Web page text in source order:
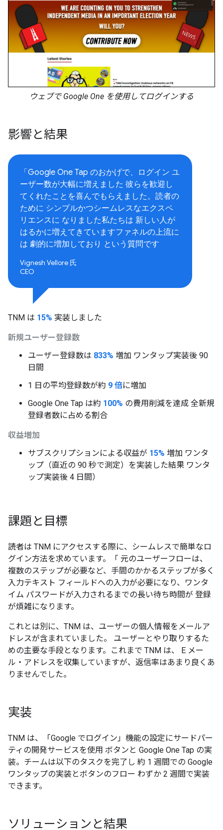
ウェブで Google One を使用してログインする
影響と結果
「Google One Tap のおかげで、ログイン ユ
ーザー数が大幅に増えました 彼らを歓迎し
てくれたことを喜んでもらえました。読者の
ために シンプルかつシームレスなエクスペ
リエンスに なりました私たちは 新しい人が
はるかに増えてきていますファネルの上流に
は 劇的に増加しており という質問です
Vignesh Vellore 氏
CEO
TNM は 15% 実装しました
新規ユーザー登録数
ユーザー登録数は 833% 増加 ワンタップ実装後 90
日間
1 日の平均登録数が約 9 倍に増加
Google One Tap は約 100% の費用削減を達成 全新規
登録者数に占める割合
収益増加
サブスクリプションによる収益が 15% 増加 ワンタ
ップ（直近の 90 秒で測定）を実装した結果 ワンタ
ップ実装後 4 日間）
課題と目標
読者は TNM にアクセスする際に、シームレスで簡単なロ
グイン方法を求めています。「 元のユーザーフローは、
複数のステップが必要など、手間のかかるステップが多く
入力テキスト フィールドへの入力が必要になり、ワンタ
イム パスワードが入力されるまでの長い待ち時間が 登録
が煩雑になります。
これとは別に、TNM は、ユーザーの個人情報をメールア
ドレスが含まれていました。 ユーザーとやり取りするた
めの主要な手段となります。これまで TNM は、 E メー
ル・アドレスを収集していますが、返信率はあまり良くあ
りませんでした。
実装
TNM は、「Google でログイン」機能の設定にサードパー
ティの開発サービスを使用 ボタンと Google One Tap の実
装。チームは以下のタスクを完了し 約 1 週間での Google
ワンタップの実装とボタンのフロー わずか 2 週間で実装
できます。
ソリューションと結果